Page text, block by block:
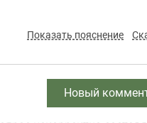
Показать пояснение
Новый